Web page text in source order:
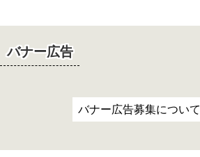
バナー広告
バナー広告募集について